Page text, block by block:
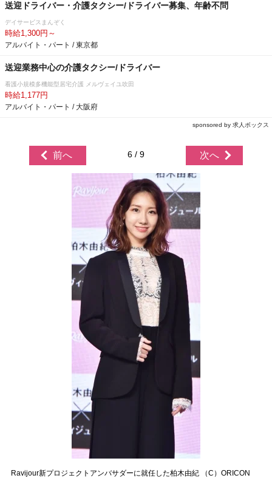
送迎ドライバー・介護タクシー/ドライバー募集、年齢不問
デイサービスまんぞく
時給1,300円～
アルバイト・パート / 東京都
送迎業務中心の介護タクシー/ドライバー
看護小規模多機能型居宅介護 メルヴェイユ吹田
時給1,177円
アルバイト・パート / 大阪府
sponsored by 求人ボックス
前へ 6 / 9 次へ
Ravijour新プロジェクトアンバサダーに就任した柏木由紀 （C）ORICON